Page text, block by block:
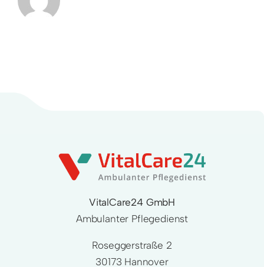
VitalCare24 GmbH
Ambulanter Pflegedienst
Roseggerstraße 2
30173 Hannover